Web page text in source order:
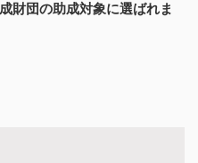
財団の助成対象に選ばれま